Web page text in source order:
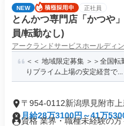
NEW 正社員
とんかつ専門店「かつや
員/転勤なし)
アークランドサービスホールディ
＜＜ 地域限定募集 ＞＞全国
りプライム上場の安定経営で...
〒954-0112新潟県見附市
月給28万3100円～41万
資格 業界・職種未経験の